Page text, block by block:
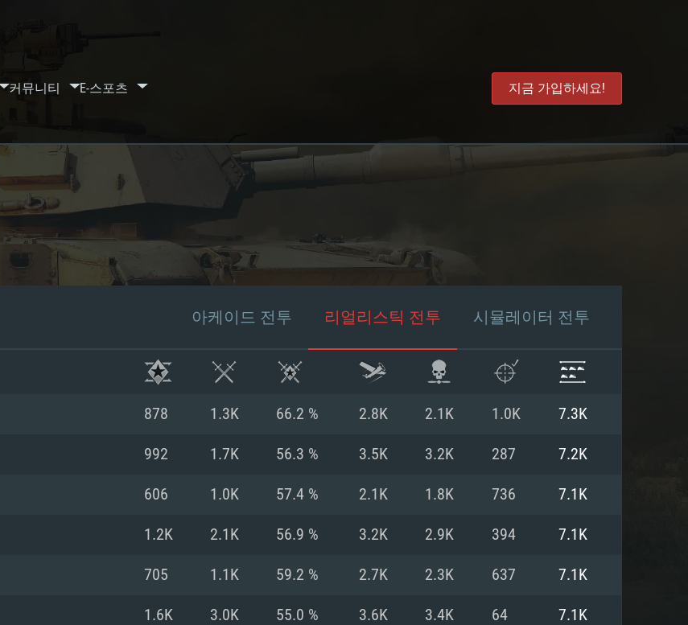
커뮤니티 E-스포츠 지금 가입하세요!
아케이드 전투 리얼리스틱 전투 시뮬레이터 전투
878 1.3K 66.2 % 2.8K 2.1K 1.0K 7.3K
992 1.7K 56.3 % 3.5K 3.2K 287 7.2K
606 1.0K 57.4 % 2.1K 1.8K 736 7.1K
1.2K 2.1K 56.9 % 3.2K 2.9K 394 7.1K
705 1.1K 59.2 % 2.7K 2.3K 637 7.1K
1.6K 3.0K 55.0 % 3.6K 3.4K 64 7.1K